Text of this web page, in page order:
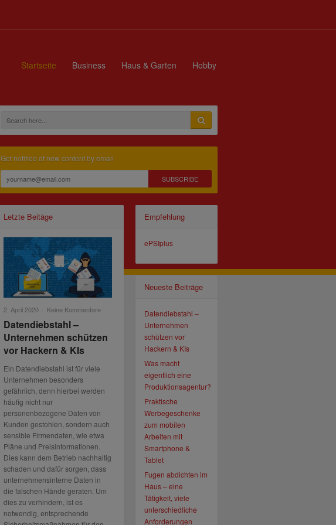
Startseite Business Haus & Garten Hobby
Get notified of new content by email
SUBSCRIBE
Letzte Beitäge
2. April 2020 · Keine Kommentare
Datendiebstahl –
Unternehmen schützen
vor Hackern & KIs
Ein Datendiebstahl ist für viele
Unternehmen besonders
gefährlich, denn hierbei werden
häufig nicht nur
personenbezogene Daten von
Kunden gestohlen, sondern auch
sensible Firmendaten, wie etwa
Pläne und Preisinformationen.
Dies kann dem Betrieb nachhaltig
schaden und dafür sorgen, dass
unternehmensinterne Daten in
die falschen Hände geraten. Um
dies zu verhindern, ist es
notwendig, entsprechende
Empfehlung
ePSIplus
Neueste Beiträge
Datendiebstahl –
Unternehmen
schützen vor
Hackern & KIs
Was macht
eigentlich eine
Produktionsagentur?
Praktische
Werbegeschenke
zum mobilen
Arbeiten mit
Smartphone &
Tablet
Fugen abdichten im
Haus – eine
Tätigkeit, viele
unterschiedliche
Anforderungen